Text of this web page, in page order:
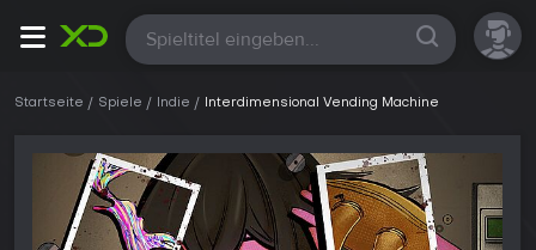
Alle
Startseite Spiele Indie Interdimensional Vending Machine